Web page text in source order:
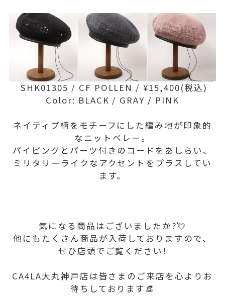
SHK01305 / CF POLLEN / ¥15,400(税込)
Color: BLACK / GRAY / PINK
ネイティブ柄をモチーフにした編み地が印象的
なニットベレー。
パイピングとパーツ付きのコードをあしらい、
ミリタリーライクなアクセントをプラスしてい
ます。
気になる商品はございましたか?💘
他にもたくさん商品が入荷しておりますので、
ぜひ店頭でご覧ください!
CA4LA大丸神戸店は皆さまのご来店を心よりお
待ちしております👒